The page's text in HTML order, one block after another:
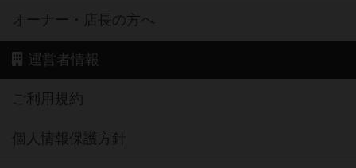
オーナー・店長の方へ
運営者情報
ご利用規約
個人情報保護方針